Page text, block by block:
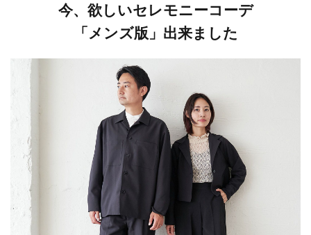
今、欲しいセレモニーコーデ
「メンズ版」出来ました